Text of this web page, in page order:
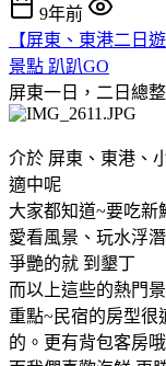
9年前
【屏東、東港二日
景點 趴趴GO
屏東一日，二日總
介於 屏東、東港、
適中呢
大家都知道~要吃新
愛看風景、玩水浮
爭艷的就 到墾丁
而以上這些的熱門
重點~民宿的房型很
的。更有背包客房